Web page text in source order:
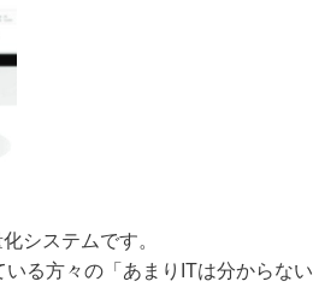
システムです。
る方々の「あまりITは分からない